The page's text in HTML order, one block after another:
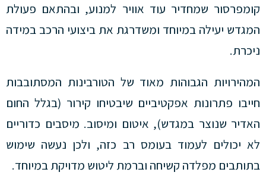
קומפרסור שמחדיר עוד אוויר למנוע, ובהתאם פעולת
המגדש יעילה במיוחד ומשדרגת את ביצועי הרכב במידה
ניכרת.
המהירויות הגבוהות מאוד של הטורבינות המסתובבות
חייבו פתרונות אפקטיביים שיבטיחו קירור (בגלל החום
האדיר שנוצר במגדש), איטום ומיסוב. מיסבים כדוריים
לא יכולים לעמוד בעומס רב כזה, ולכן נעשה שימוש
בתותבים מפלדה קשיחה וברמת ליטוש מדויקת במיוחד.